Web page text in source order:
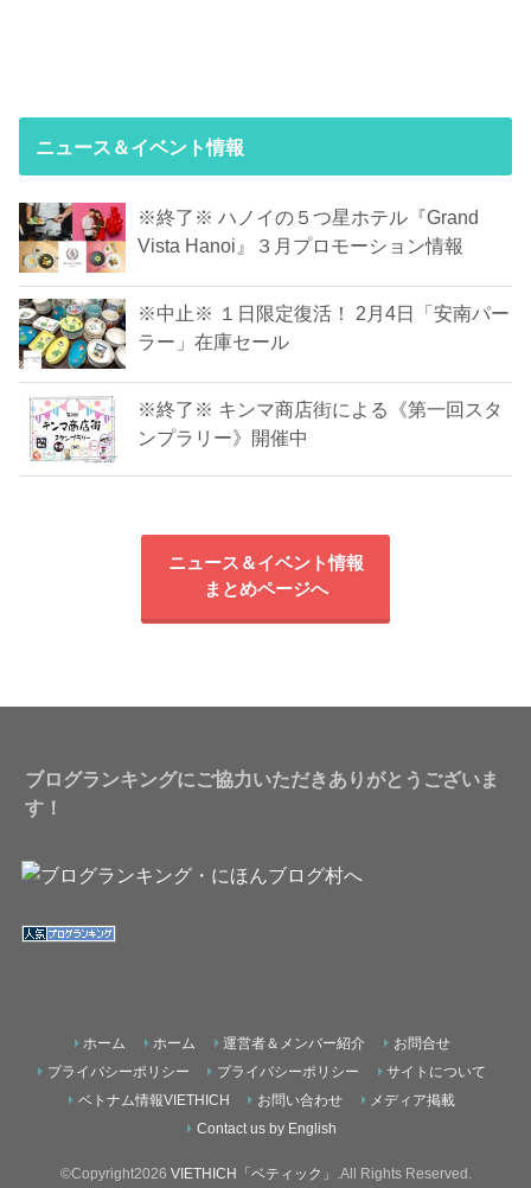
ニュース＆イベント情報
※終了※ ハノイの５つ星ホテル『Grand
Vista Hanoi』３月プロモーション情報
※中止※ １日限定復活！ 2月4日「安南パー
ラー」在庫セール
※終了※ キンマ商店街による《第一回スタ
ンプラリー》開催中
ニュース＆イベント情報
まとめページへ
ブログランキングにご協力いただきありがとうございま
す！
ホーム ホーム 運営者＆メンバー紹介
お問合せ
プライバシーポリシー
プライバシーポリシー
サイトについて
ベトナム情報VIETHICH
お問い合わせ
メディア掲載
Contact us by English
©Copyright2026 VIETHICH「ベティック」 .All Rights Reserved.